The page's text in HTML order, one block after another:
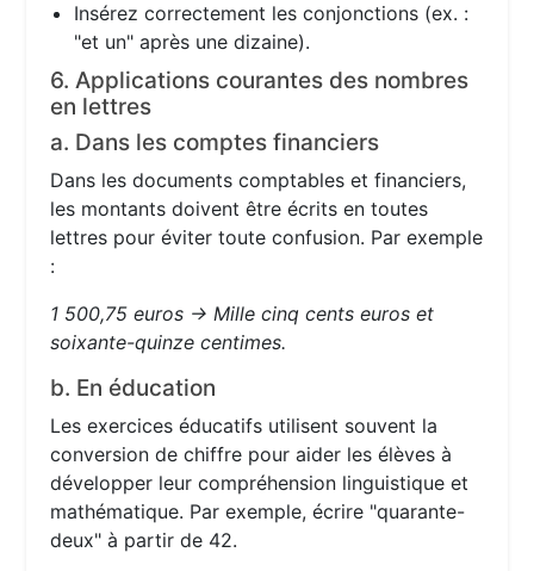
Insérez correctement les conjonctions (ex. :
"et un" après une dizaine).
6. Applications courantes des nombres
en lettres
a. Dans les comptes financiers
Dans les documents comptables et financiers,
les montants doivent être écrits en toutes
lettres pour éviter toute confusion. Par exemple
:
1 500,75 euros → Mille cinq cents euros et
soixante-quinze centimes.
b. En éducation
Les exercices éducatifs utilisent souvent la
conversion de chiffre pour aider les élèves à
développer leur compréhension linguistique et
mathématique. Par exemple, écrire "quarante-
deux" à partir de 42.